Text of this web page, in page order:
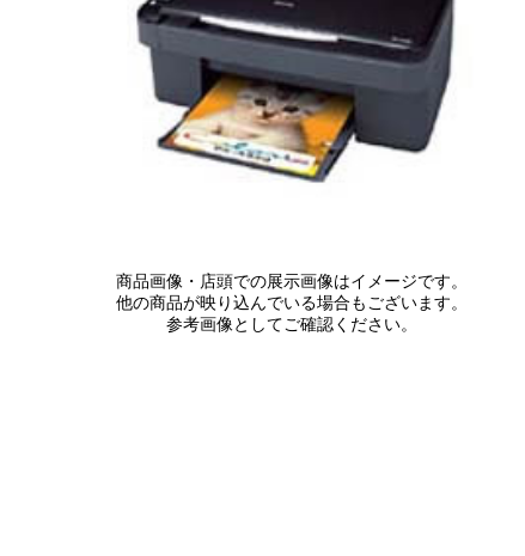
商品画像・店頭での展示画像はイメージです。
他の商品が映り込んでいる場合もございます。
参考画像としてご確認ください。